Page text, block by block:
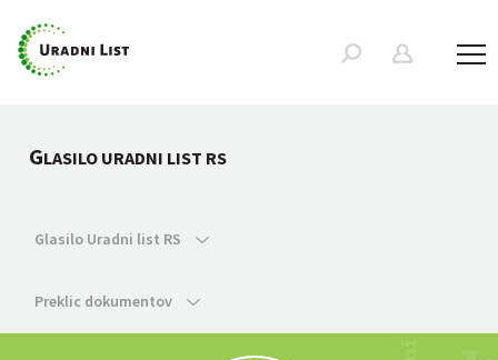
GLASILO URADNI LIST RS
Glasilo Uradni list RS
Preklic dokumentov